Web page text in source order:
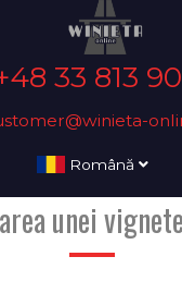
33 813
Română
unei